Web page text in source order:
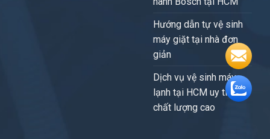
Hướng dẫn tự vệ sinh
máy giặt tại nhà đơn
giản
Dịch vụ vệ sinh máy
lạnh tại HCM uy tín,
chất lượng cao